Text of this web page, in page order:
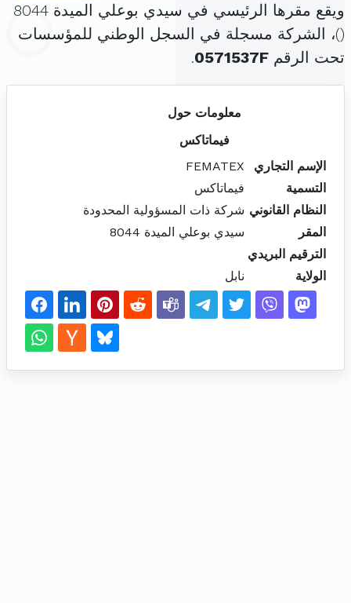
ويقع مقرها الرئيسي في سيدي بوعلي الميدة 8044
()، الشركة مسجلة في السجل الوطني للمؤسسات
تحت الرقم 0571537F
.
معلومات حول
فيماتاكس
الإسم التجاري
FEMATEX
التسمية
فيماتاكس
النظام القانوني شركة ذات المسؤولية المحدودة
المقر
سيدي بوعلي الميدة 8044
الترقيم البريدي
الولاية
نابل